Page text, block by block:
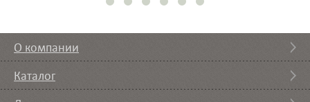
О компании
Каталог